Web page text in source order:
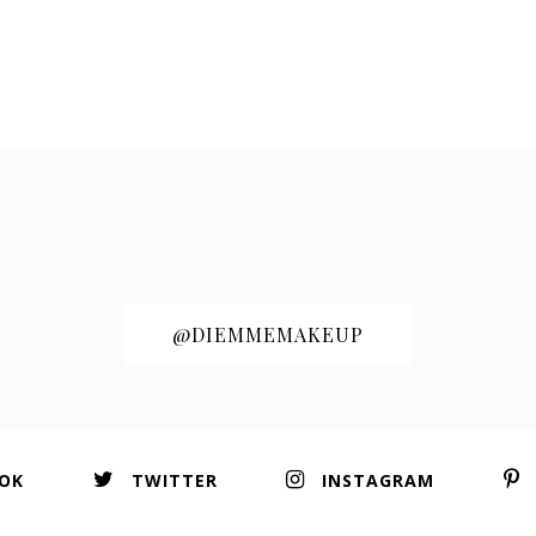
@DIEMMEMAKEUP
TWITTER INSTAGRAM